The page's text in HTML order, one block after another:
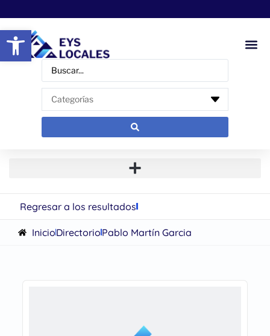
Abrir barra de herramientas
Regresar a los resultados
InicioDirectorioPablo Martín Garcia